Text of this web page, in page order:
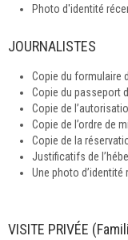
Photo d'identité
JOURNALISTES
Copie du formulaire
Copie du passeport
Copie de
Copie de l’ordre de
Copie de la
Justificatifs de
Une photo
VISITE PRIVÉE